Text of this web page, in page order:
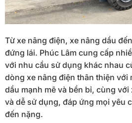
Từ xe nâng điện, xe nâng dầu
đứng lái. Phúc Lâm cung cấp
với nhu cầu sử dụng khác nhau
dòng xe nâng điện thân thiện với
dầu mạnh mẽ và bền bỉ, cùng
và dễ sử dụng, đáp ứng mọi yêu
đến nặng.